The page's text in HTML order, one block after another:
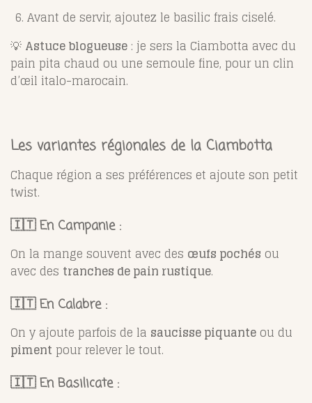
Avant de servir, ajoutez le basilic frais ciselé.
💡 Astuce blogueuse : je sers la Ciambotta avec du
pain pita chaud ou une semoule fine, pour un clin
d’œil italo-marocain.
Les variantes régionales de la Ciambotta
Chaque région a ses préférences et ajoute son petit
twist.
🇮🇹 En Campanie :
On la mange souvent avec des œufs pochés ou
avec des tranches de pain rustique.
🇮🇹 En Calabre :
On y ajoute parfois de la saucisse piquante ou du
piment pour relever le tout.
🇮🇹 En Basilicate :